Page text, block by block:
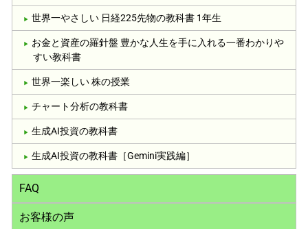
世界一やさしい 日経225先物の教科書 1年生
お金と資産の羅針盤 豊かな人生を手に入れる一番わかりや
すい教科書
世界一楽しい 株の授業
チャート分析の教科書
生成AI投資の教科書
生成AI投資の教科書［Gemini実践編］
FAQ
お客様の声